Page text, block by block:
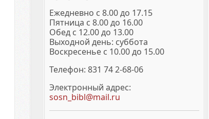
Ежедневно с 8.00 до 17.15
Пятница с 8.00 до 16.00
Обед с 12.00 до 13.00
Выходной день: суббота
Воскресенье с 10.00 до 15.00
Телефон: 831 74 2-68-06
Электронный адрес:
sosn_bibl@mail.ru